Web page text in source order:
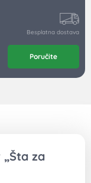
Besplatna dostava
Poručite
za